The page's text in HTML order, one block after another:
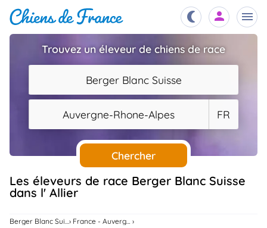
Chiots
Éleveurs
Étalons
Chiens
Services
Trouvez un éleveur de chiens de race
Berger Blanc Suisse
Auvergne-Rhone-Alpes FR
Chercher
Les éleveurs de race Berger Blanc Suisse
dans l' Allier
Berger Blanc Suisse France - Auvergne-Rhone-Alpes